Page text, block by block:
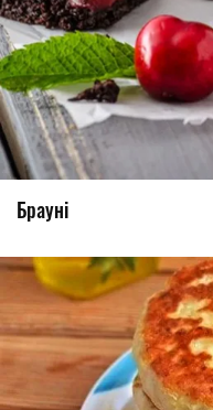
Брауні